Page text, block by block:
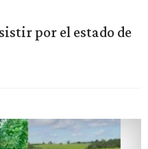
por el estado de